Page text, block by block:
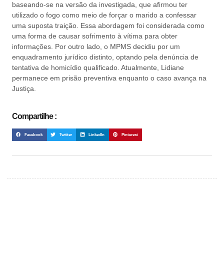
baseando-se na versão da investigada, que afirmou ter
utilizado o fogo como meio de forçar o marido a confessar
uma suposta traição. Essa abordagem foi considerada como
uma forma de causar sofrimento à vítima para obter
informações. Por outro lado, o MPMS decidiu por um
enquadramento jurídico distinto, optando pela denúncia de
tentativa de homicídio qualificado. Atualmente, Lidiane
permanece em prisão preventiva enquanto o caso avança na
Justiça.
Compartilhe :
Facebook Twitter LinkedIn Pinterest